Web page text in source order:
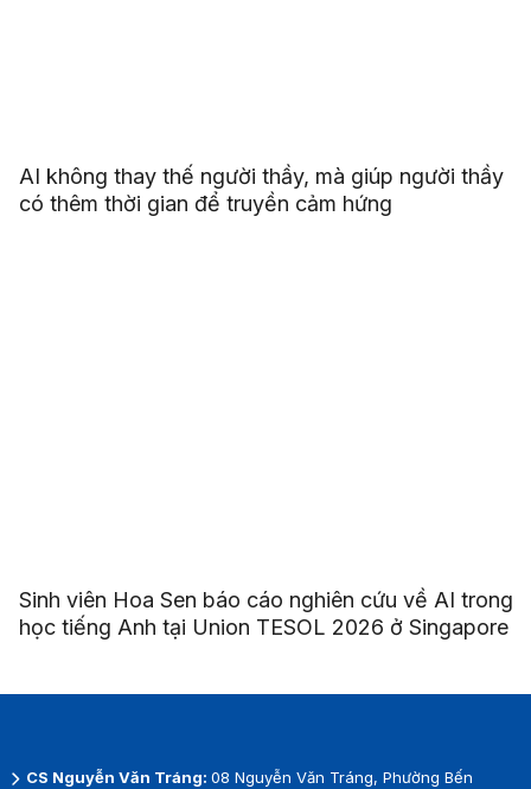
AI không thay thế người thầy, mà giúp người thầy
có thêm thời gian để truyền cảm hứng
Sinh viên Hoa Sen báo cáo nghiên cứu về AI trong
học tiếng Anh tại Union TESOL 2026 ở Singapore
CS Nguyễn Văn Tráng: 08 Nguyễn Văn Tráng, Phường Bến